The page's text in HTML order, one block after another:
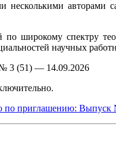
авторами
по широкому спектру
научных
3 (51) — 14.09.2026
по приглашению: Выпуск